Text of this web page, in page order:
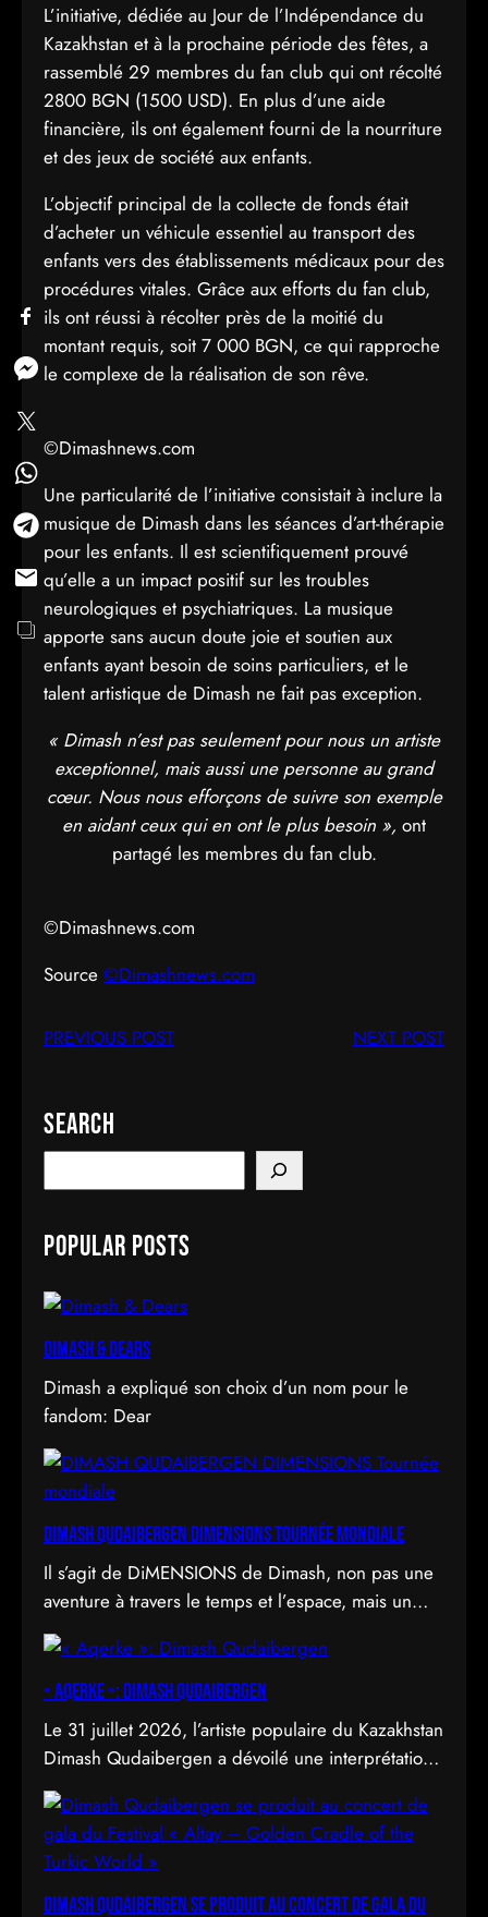
L’initiative, dédiée au Jour de l’Indépendance du
Kazakhstan et à la prochaine période des fêtes, a
rassemblé 29 membres du fan club qui ont récolté
2800 BGN (1500 USD). En plus d’une aide
financière, ils ont également fourni de la nourriture
et des jeux de société aux enfants.
L’objectif principal de la collecte de fonds était
d’acheter un véhicule essentiel au transport des
enfants vers des établissements médicaux pour des
procédures vitales. Grâce aux efforts du fan club,
ils ont réussi à récolter près de la moitié du
montant requis, soit 7 000 BGN, ce qui rapproche
le complexe de la réalisation de son rêve.
©Dimashnews.com
Une particularité de l’initiative consistait à inclure la
musique de Dimash dans les séances d’art-thérapie
pour les enfants. Il est scientifiquement prouvé
qu’elle a un impact positif sur les troubles
neurologiques et psychiatriques. La musique
apporte sans aucun doute joie et soutien aux
enfants ayant besoin de soins particuliers, et le
talent artistique de Dimash ne fait pas exception.
« Dimash n’est pas seulement pour nous un artiste
exceptionnel, mais aussi une personne au grand
cœur. Nous nous efforçons de suivre son exemple
en aidant ceux qui en ont le plus besoin », ont
partagé les membres du fan club.
©Dimashnews.com
Source ©Dimashnews.com
PREVIOUS POST NEXT POST
Search
e
r
h
Popular Posts
Dimash & Dears
Dimash a expliqué son choix d’un nom pour le
fandom: Dear
DIMASH QUDAIBERGEN DIMENSIONS Tournée mondiale
Il s’agit de DiMENSIONS de Dimash, non pas une
aventure à travers le temps et l’espace, mais un
déploiement de soi à travers l’acte d’être vu.
« Aqerke »: Dimash Qudaibergen
Le 31 juillet 2026, l’artiste populaire du Kazakhstan
Dimash Qudaibergen a dévoilé une interprétation
contemporaine de la chanson folklorique kazakhe
Aqerke sur sa chaîne YouTube officielle.
Dimash Qudaibergen se produit au concert de gala du